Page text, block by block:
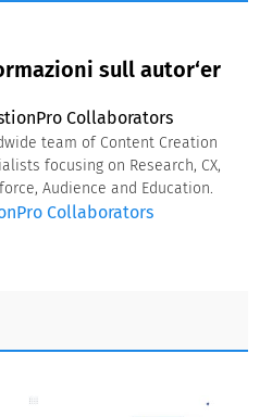
sull autor‘er
Collaborators
team of Content Creation
focusing on Research, CX,
Audience and Education.
Collaborators